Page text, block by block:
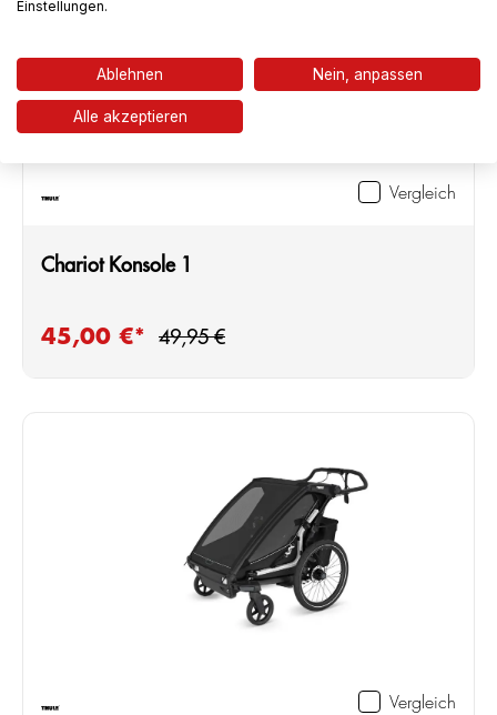
Vergleich
Chariot Konsole 1
Verkaufspreis:
45,00 €* Regulärer Preis:
49,95 €
Vergleich
Einstellungen.
Ablehnen Nein, anpassen
Alle akzeptieren